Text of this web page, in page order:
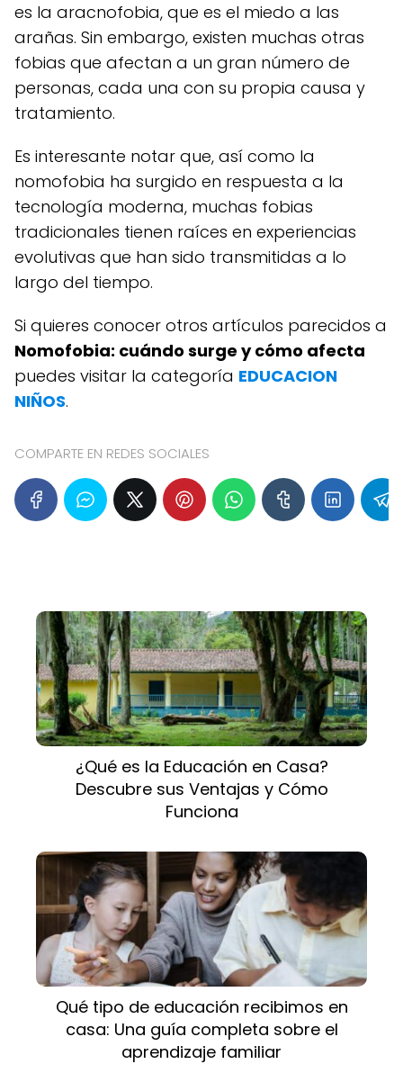
es la aracnofobia, que es el miedo a las
arañas. Sin embargo, existen muchas otras
fobias que afectan a un gran número de
personas, cada una con su propia causa y
tratamiento.
Es interesante notar que, así como la
nomofobia ha surgido en respuesta a la
tecnología moderna, muchas fobias
tradicionales tienen raíces en experiencias
evolutivas que han sido transmitidas a lo
largo del tiempo.
Si quieres conocer otros artículos parecidos a
Nomofobia: cuándo surge y cómo afecta
puedes visitar la categoría EDUCACION
NIÑOS.
COMPARTE EN REDES SOCIALES
¿Qué es la Educación en Casa?
Descubre sus Ventajas y Cómo
Funciona
Qué tipo de educación recibimos en
casa: Una guía completa sobre el
aprendizaje familiar